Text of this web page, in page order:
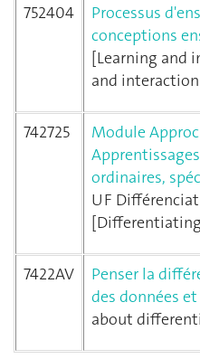
752404
Processus
conceptions
[Learning and
and
742725
Module
ordinaires,
UF
7422AV
Penser la
des données
about